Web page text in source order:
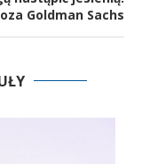
Goldman Sachs